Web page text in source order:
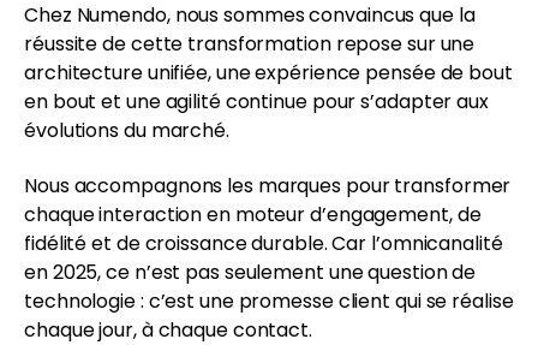
Chez Numendo, nous sommes convaincus que la
réussite de cette transformation repose sur une
architecture unifiée, une expérience pensée de bout
en bout et une agilité continue pour s’adapter aux
évolutions du marché.
Nous accompagnons les marques pour transformer
chaque interaction en moteur d’engagement, de
fidélité et de croissance durable. Car l’omnicanalité
en 2025, ce n’est pas seulement une question de
technologie : c’est une promesse client qui se réalise
chaque jour, à chaque contact.